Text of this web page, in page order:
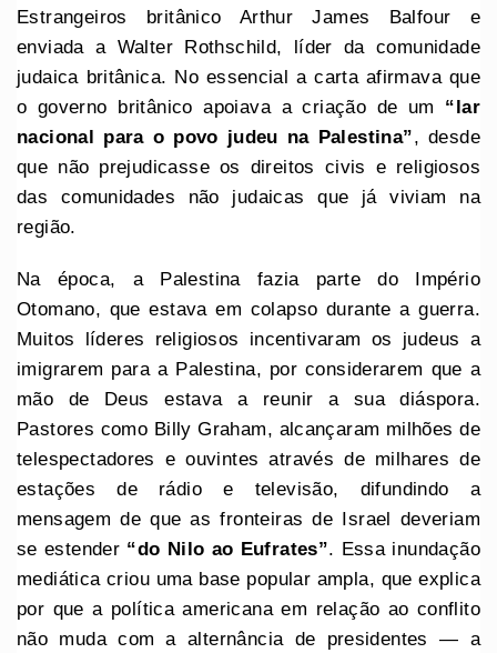
Estrangeiros britânico Arthur James Balfour e
enviada a Walter Rothschild, líder da comunidade
judaica britânica. No essencial a carta afirmava que
o governo britânico apoiava a criação de um “lar
nacional para o povo judeu na Palestina”, desde
que não prejudicasse os direitos civis e religiosos
das comunidades não judaicas que já viviam na
região.
Na época, a Palestina fazia parte do Império
Otomano, que estava em colapso durante a guerra.
Muitos líderes religiosos incentivaram os judeus a
imigrarem para a Palestina, por considerarem que a
mão de Deus estava a reunir a sua diáspora.
Pastores como Billy Graham, alcançaram milhões de
telespectadores e ouvintes através de milhares de
estações de rádio e televisão, difundindo a
mensagem de que as fronteiras de Israel deveriam
se estender “do Nilo ao Eufrates”. Essa inundação
mediática criou uma base popular ampla, que explica
por que a política americana em relação ao conflito
não muda com a alternância de presidentes — a